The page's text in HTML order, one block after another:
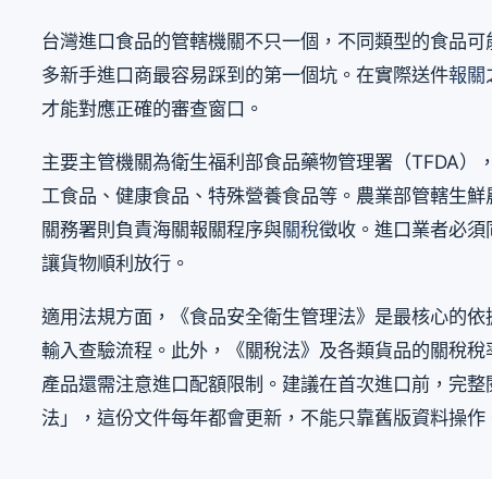
台灣進口食品的管轄機關不只一個，不同類型的食品
多新手進口商最容易踩到的第一個坑。在實際送件報關
才能對應正確的審查窗口。
主要主管機關為衛生福利部食品藥物管理署（TFDA）
工食品、健康食品、特殊營養食品等。農業部管轄生
關務署則負責海關報關程序與關稅徵收。進口業者必
讓貨物順利放行。
適用法規方面，《食品安全衛生管理法》是最核心的
輸入查驗流程。此外，《關稅法》及各類貨品的關稅
產品還需注意進口配額限制。建議在首次進口前，完
法」，這份文件每年都會更新，不能只靠舊版資料操作